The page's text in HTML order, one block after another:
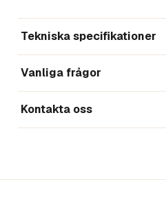
Tekniska specifikationer
Vanliga frågor
Kontakta oss